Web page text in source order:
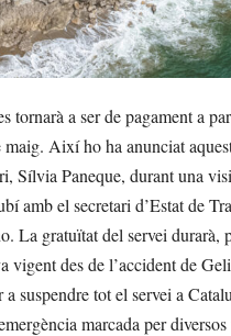
tornarà a ser de pagament a
Així ho ha anunciat
Sílvia Paneque, durant una
amb el secretari d’Estat de
La gratuïtat del servei durarà,
vigent des de l’accident de
a suspendre tot el servei a
marcada per